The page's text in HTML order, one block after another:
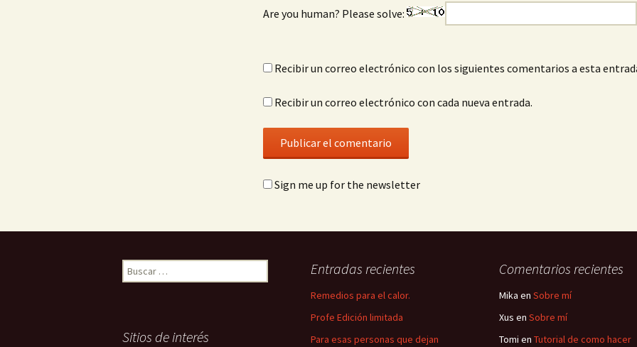
Are you human? Please solve:
Recibir un correo electrónico con los siguientes comentarios a esta
Recibir un correo electrónico con cada nueva entrada.
Sign me up for the newsletter
Buscar: Entradas recientes
Remedios para el calor.
Profe Edición limitada
Para esas personas que dejan
Comentarios recientes
Mika en Sobre mí
Xus en Sobre mí
Tomi en Tutorial de como hacer
Sitios de interés